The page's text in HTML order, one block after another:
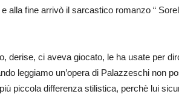
alla fine arrivò il sarcastico romanzo “
derise, ci aveva giocato, le ha usate per
leggiamo un’opera di Palazzeschi non
piccola differenza stilistica, perchè lui